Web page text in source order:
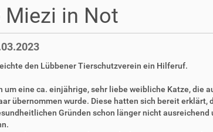
Miezi in Not
den Lübbener Tierschutzverein ein Hilferuf.
um eine ca. einjährige, sehr liebe weibliche Katze, die
übernommen wurde. Diese hatten sich bereit
Gründen schon länger nicht